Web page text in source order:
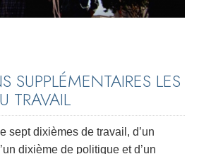
SUPPLÉMENTAIRES LES
TRAVAIL
sept dixièmes de travail, d’un
dixième de politique et d’un